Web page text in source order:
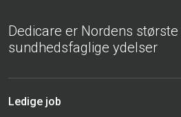
Dedicare er Nordens
sundhedsfaglige ydelser
Ledige job